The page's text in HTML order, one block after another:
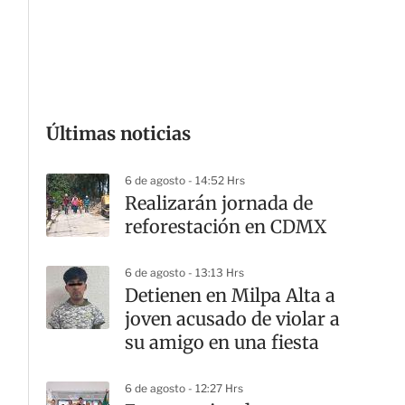
Últimas noticias
6 de agosto - 14:52 Hrs
Realizarán jornada de
reforestación en CDMX
6 de agosto - 13:13 Hrs
Detienen en Milpa Alta a
joven acusado de violar a
su amigo en una fiesta
6 de agosto - 12:27 Hrs